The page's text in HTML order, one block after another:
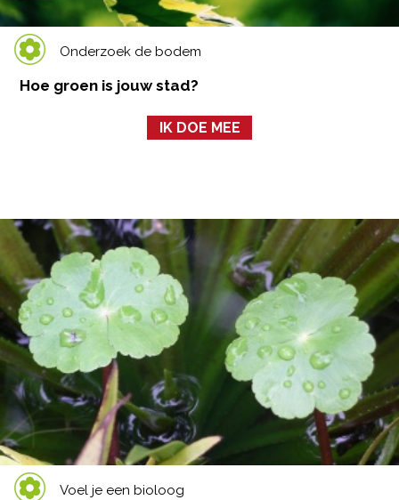
Onderzoek de bodem
Hoe groen is jouw stad?
IK DOE MEE
Voel je een bioloog